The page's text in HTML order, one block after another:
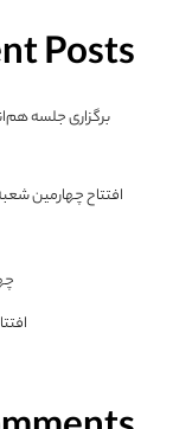
Posts
برگزاری جلسه
افتتاح چهارمین